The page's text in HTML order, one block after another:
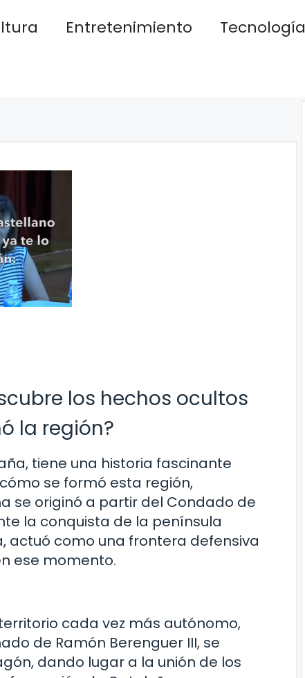
Entretenimiento Tecnología
los hechos ocultos
la región?
tiene una historia fascinante
se formó esta región,
se originó a partir del Condado de
la conquista de la península
actuó como una frontera defensiva
ese momento.
cada vez más autónomo,
de Ramón Berenguer III, se
dando lugar a la unión de los